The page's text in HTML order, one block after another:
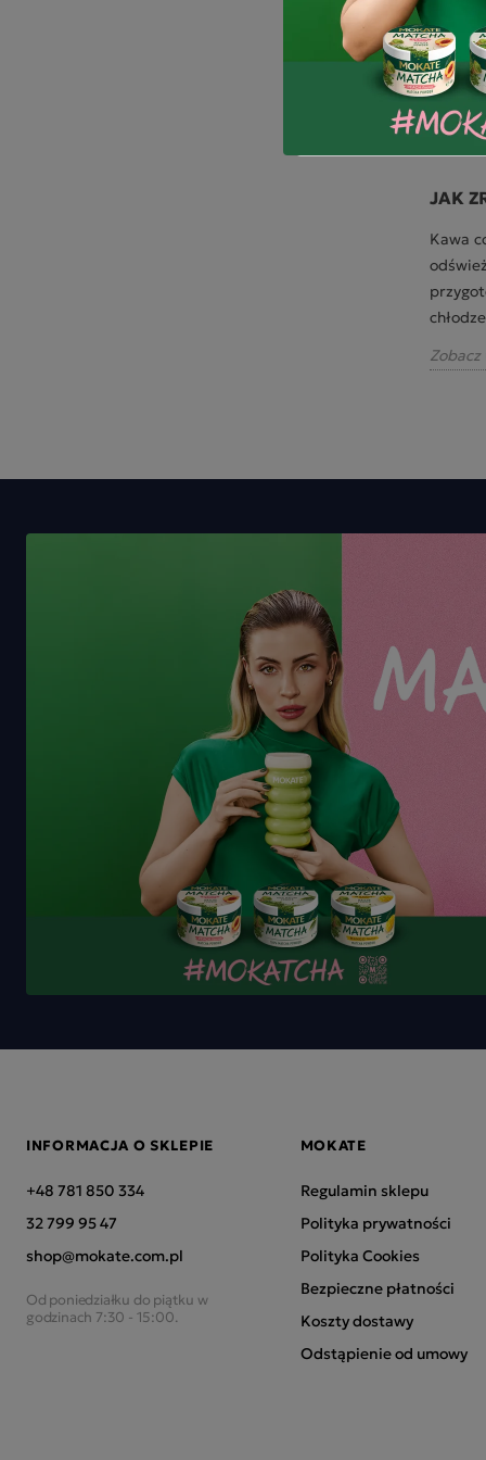
JAK
Kawa
INFORMACJA O SKLEPIE
+48 781 850 334
32 799 95 47
shop@mokate.com.pl
Od poniedziałku do piątku w
godzinach 7:30 - 15:00.
MOKATE
Regulamin sklepu
Polityka prywatności
Polityka Cookies
Bezpieczne płatności
Koszty dostawy
Odstąpienie od umowy